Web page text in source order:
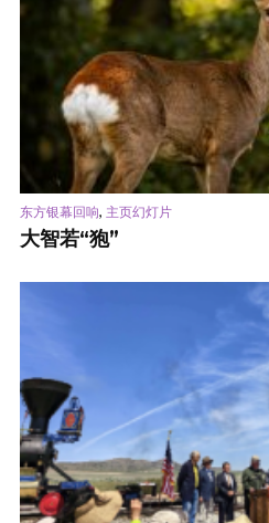
东方银幕回响, 主页幻灯片
大智若“狍”